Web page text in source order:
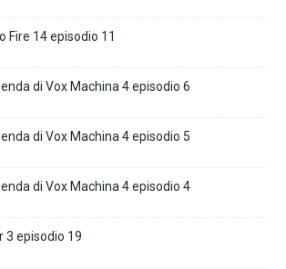
Fire 14 episodio 11
di Vox Machina 4 episodio 6
di Vox Machina 4 episodio 5
di Vox Machina 4 episodio 4
3 episodio 19